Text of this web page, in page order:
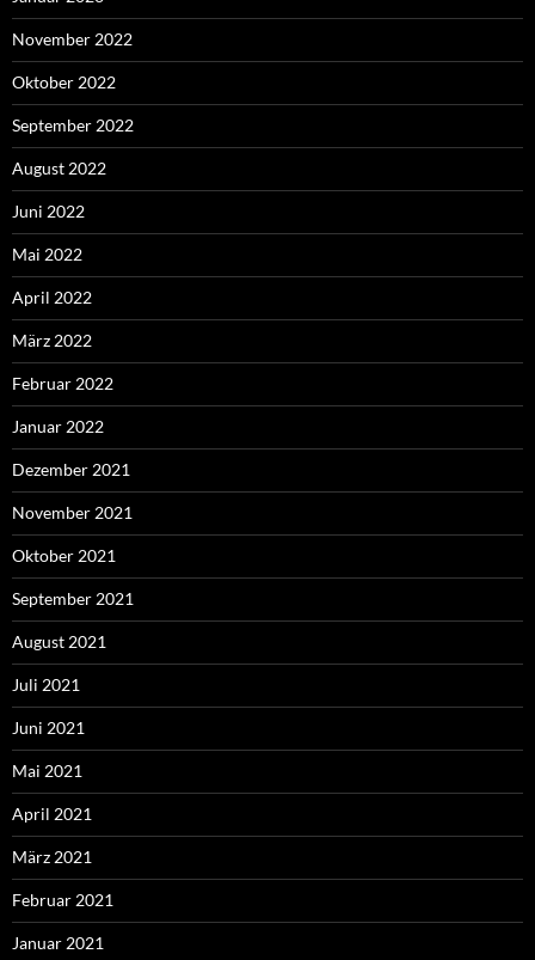
November 2022
Oktober 2022
September 2022
August 2022
Juni 2022
Mai 2022
April 2022
März 2022
Februar 2022
Januar 2022
Dezember 2021
November 2021
Oktober 2021
September 2021
August 2021
Juli 2021
Juni 2021
Mai 2021
April 2021
März 2021
Februar 2021
Januar 2021